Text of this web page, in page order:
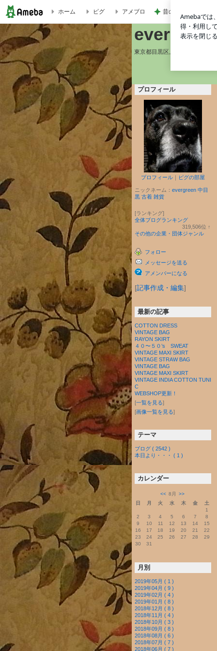
evergreen BLOG
ホーム ピグ アメブロ 昔の服がパツパツで
東京都目黒区上目黒２－４
プロフィール
プロフィール ｜ ピグの部屋
ニックネーム： evergreen 中目
黒 古着 雑貨
[ランキング]
全体ブログランキング
319,506位 ↑
その他の企業・団体ジャンル
フォロー
メッセージを送る
アメンバーになる
[記事作成・編集]
最新の記事
COTTON DRESS
VINTAGE BAG
RAYON SKIRT
４０〜５０’s SWEAT
VINTAGE MAXI SKIRT
VINTAGE STRAW BAG
VINTAGE BAG
VINTAGE MAXI SKIRT
VINTAGE INDIA COTTON TUNI
C
WEBSHOP更新！
[一覧を見る]
[画像一覧を見る]
テーマ
ブログ ( 2542 )
本日より・・・ ( 1 )
カレンダー
<< 8月
>>
日
月 火 水 木 金
土
1
2
3 4 5 6 7
8
9
10 11 12 13 14
15
16
17 18 19 20 21
22
23
24 25 26 27 28
29
30
31
月別
2019年05月 ( 1 )
2019年04月 ( 9 )
2019年02月 ( 4 )
2019年01月 ( 8 )
2018年12月 ( 8 )
2018年11月 ( 4 )
2018年10月 ( 3 )
2018年09月 ( 8 )
2018年08月 ( 6 )
2018年07月 ( 7 )
2018年06月 ( 7 )